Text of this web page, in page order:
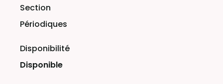
Périodiques
Disponible